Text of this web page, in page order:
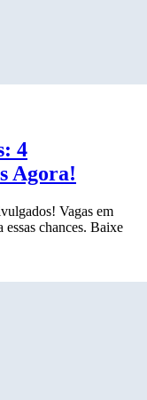
4
Agora!
Vagas em
chances. Baixe